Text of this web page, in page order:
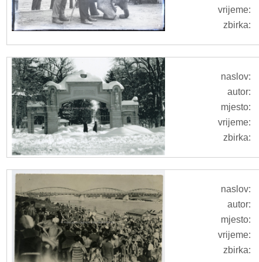
vrijeme:
zbirka:
naslov:
autor:
mjesto:
vrijeme:
zbirka:
naslov:
autor:
mjesto:
vrijeme:
zbirka: